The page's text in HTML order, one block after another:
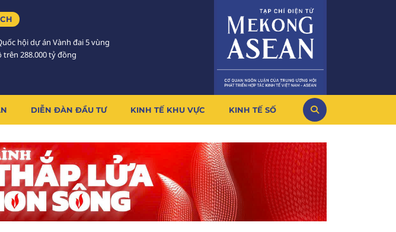
hội dự án Vành đai 5 vùng
trên 288.000 tỷ đồng
DIỄN ĐÀN ĐẦU TƯ KINH TẾ KHU VỰC KINH TẾ SỐ